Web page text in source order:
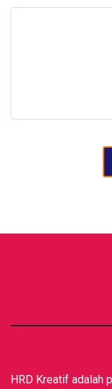
HRD Kreatif adalah